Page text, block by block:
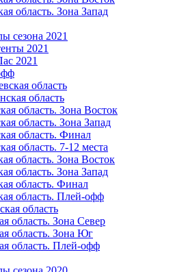
область. Зона Запад
сезона 2021
2021
2021
область
область
область. Зона Восток
область. Зона Запад
область. Финал
область. 7-12 места
область. Зона Восток
область. Зона Запад
область. Финал
область. Плей-офф
область
область. Зона Север
область. Зона Юг
область. Плей-офф